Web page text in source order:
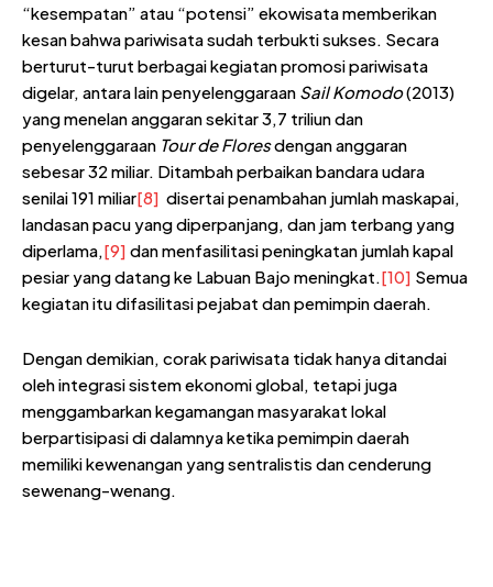
“kesempatan” atau “potensi” ekowisata memberikan
kesan bahwa pariwisata sudah terbukti sukses. Secara
berturut-turut berbagai kegiatan promosi pariwisata
digelar, antara lain penyelenggaraan Sail Komodo(2013)
yang menelan anggaran sekitar 3,7 triliun dan
penyelenggaraan Tour de Floresdengan anggaran
sebesar 32 miliar. Ditambah perbaikan bandara udara
senilai 191 miliar[8] disertai penambahan jumlah maskapai,
landasan pacu yang diperpanjang, dan jam terbang yang
diperlama, [9] dan menfasilitasi peningkatan jumlah kapal
pesiar yang datang ke Labuan Bajo meningkat. [10] Semua
kegiatan itu difasilitasi pejabat dan pemimpin daerah.
Dengan demikian, corak pariwisata tidak hanya ditandai
oleh integrasi sistem ekonomi global, tetapi juga
menggambarkan kegamangan masyarakat lokal
berpartisipasi di dalamnya ketika pemimpin daerah
memiliki kewenangan yang sentralistis dan cenderung
sewenang-wenang.